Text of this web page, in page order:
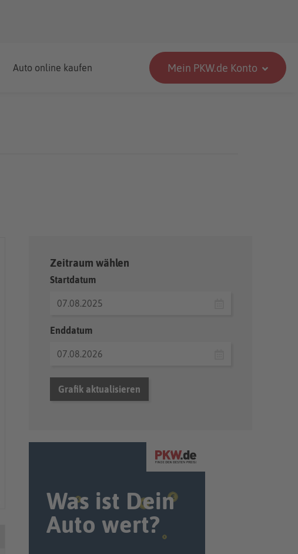
Auto online kaufen Mein PKW.de Konto
Zeitraum wählen
Startdatum
Enddatum
Grafik aktualisieren
Was ist Dein
Auto wert?